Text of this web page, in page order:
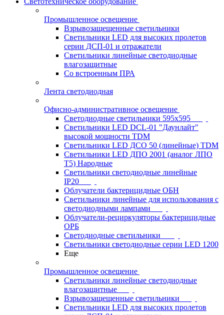
Промышленное освещение
Взрывозащещенные светильники
Светильники LED для высоких пролетов
серии ДСП-01 и отражатели
Светильники линейные светодиодные
влагозащитные
Со встроенным ПРА
Лента светодиодная
Офисно-административное освещение
Светодиодные светильники 595x595
Светильники LED DCL-01 "Даунлайт"
высокой мощности TDM
Светильники LED ДСО 50 (линейные) TDM
Светильники LED ДПО 2001 (аналог ЛПО
Т5) Народные
Светильники светодиодные линейные
IP20
Облучатели бактерицидные ОБН
Светильники линейные для использования с
светодиодными лампами
Облучатели-рециркуляторы бактерицидные
ОРБ
Светодиодные светильники
Светильники светодиодные серии LED 1200
Еще
Промышленное освещение
Светильники линейные светодиодные
влагозащитные
Взрывозащещенные светильники
Светильники LED для высоких пролетов